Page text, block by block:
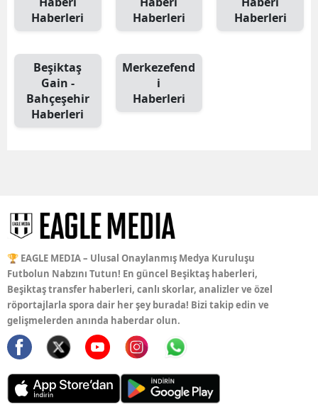
Haberleri
Haberleri
Haberleri
Beşiktaş
Gain -
Bahçeşehir
Haberleri
Merkezefend
i
Haberleri
🏆 EAGLE MEDIA – Ulusal Onaylanmış Medya Kuruluşu
Futbolun Nabzını Tutun! En güncel Beşiktaş haberleri,
Beşiktaş transfer haberleri, canlı skorlar, analizler ve özel
röportajlarla spora dair her şey burada! Bizi takip edin ve
gelişmelerden anında haberdar olun.